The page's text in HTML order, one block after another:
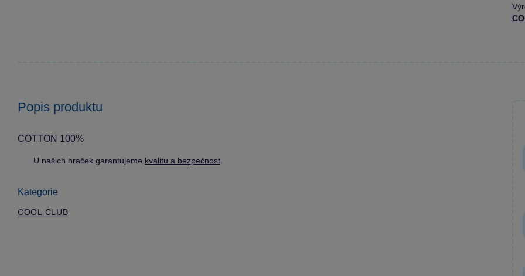
Popis produktu
COTTON 100%
U našich hraček garantujeme kvalitu a bezpečnost
Kategorie
COOL CLUB